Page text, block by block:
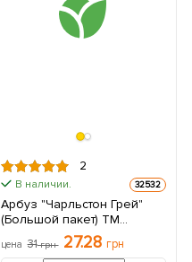
2
В наличии. 32532
Арбуз "Чарльстон Грей"
(Большой пакет) ТМ
цена 31грн 27.28 грн